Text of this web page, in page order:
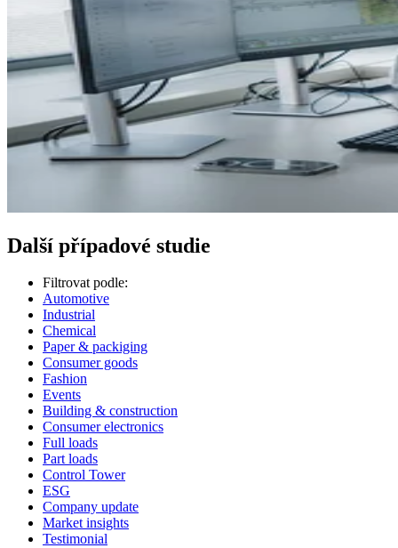
Další případové studie
Filtrovat podle:
Automotive
Industrial
Chemical
Paper & packiging
Consumer goods
Fashion
Events
Building & construction
Consumer electronics
Full loads
Part loads
Control Tower
ESG
Company update
Market insights
Testimonial